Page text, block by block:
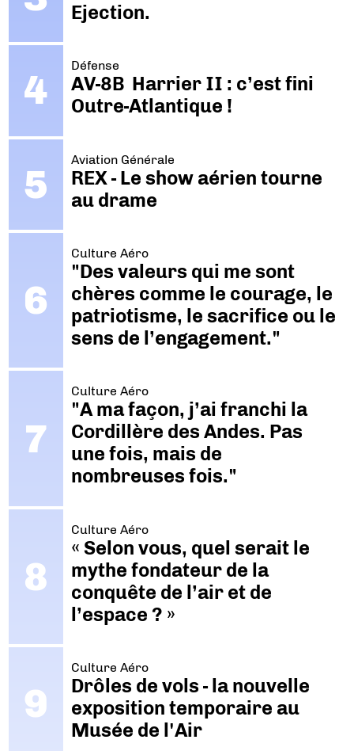
Ejection.
Défense
AV-8B Harrier II : c’est fini
Outre-Atlantique !
Aviation Générale
REX - Le show aérien tourne
au drame
Culture Aéro
"Des valeurs qui me sont
chères comme le courage, le
patriotisme, le sacrifice ou le
sens de l’engagement."
Culture Aéro
"A ma façon, j’ai franchi la
Cordillère des Andes. Pas
une fois, mais de
nombreuses fois."
Culture Aéro
« Selon vous, quel serait le
mythe fondateur de la
conquête de l’air et de
l’espace ? »
Culture Aéro
Drôles de vols - la nouvelle
exposition temporaire au
Musée de l'Air